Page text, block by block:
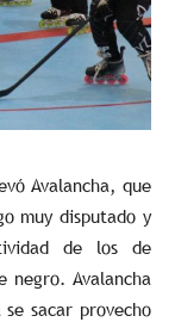
Avalancha, que
muy disputado y
de los de
Avalancha
sacar provecho